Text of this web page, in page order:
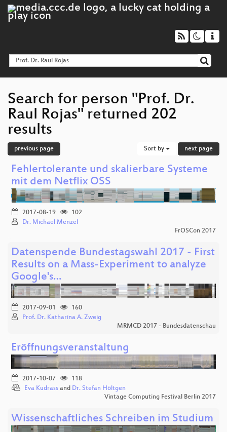
Search for person "Prof. Dr.
Raul Rojas" returned 202
results
previous page Sort by next page
Fehlertolerante und skalierbare Systeme
mit dem Netflix OSS
2017-08-19
102
Dr. Michael Menzel
FrOSCon 2017
Datenspende Bundestagswahl 2017 - First
Results on a Mass-Experiment to analyze
Google's…
2017-09-01
160
Prof. Dr. Katharina A. Zweig
MRMCD 2017 - Bundesdatenschau
Eröffnungsveranstaltung
2017-10-07
118
Eva Kudrass and Dr. Stefan Höltgen
Vintage Computing Festival Berlin 2017
Wissenschaftliches Schreiben im Studium